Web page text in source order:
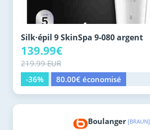
Silk·épil 9 SkinSpa 9-080 argent
139.99€
219.99 EUR
-36%
80.00€ économisé
Boulanger [BRAUN]